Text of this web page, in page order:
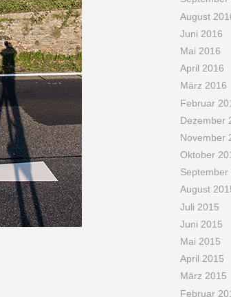
August
Juni 2016
Mai 2016
April 2016
März 2016
Februar
Dezember
November
Oktober
September
August
Juli 2015
Juni 2015
Mai 2015
April 2015
März 2015
Februar